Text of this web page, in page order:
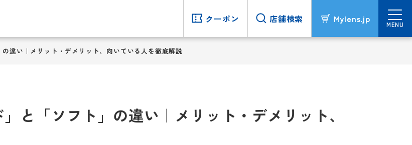
クーポン 店舗検索 Mylens.jp
MENU
違い｜メリット・デメリット、向いている人を徹底解説
と「ソフト」の違い｜メリット・デメリット、
クーポン 店舗検索 Mylens.jp
MENU